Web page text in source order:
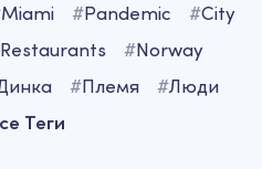
Miami #Pandemic #City
Restaurants #Norway
#Племя #Люди
Теги